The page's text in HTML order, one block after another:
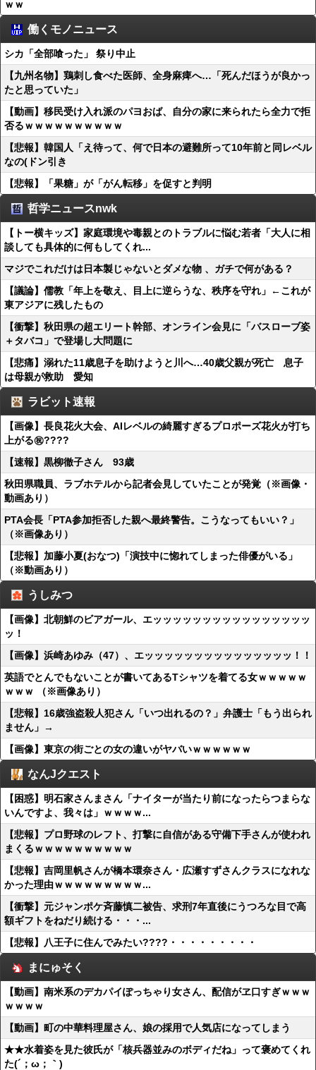
ｗｗ
働くモノニュース
シカ「全部喰った」 祭り中止
【九州名物】鶏刺し食べた医師、全身麻痺へ…「死んだほうが良かっ
たと思っていた」
【動画】移民受け入れ派のパヨおば、自分の家に来られたら全力で拒
否るｗｗｗｗｗｗｗｗｗｗ
【悲報】韓国人「え待って、何で日本の避難所って10年前と同レベル
なの(ドン引き
【悲報】「果糖」が「がん転移」を促すと判明
哲学ニュースnwk
【トー横キッズ】家庭環境や毒親とのトラブルに悩む若者「大人に相
談しても具体的に何もしてくれ...
マジでこれだけは日本製じゃないとダメな物 、ガチで何がある？
【議論】儒教「年上を敬え、目上に逆らうな、秩序を守れ」←これが
東アジアに残したもの
【衝撃】秋田県の超エリート幹部、オンライン会見に「バスローブ姿
＋タバコ」で登場し大問題に
【悲痛】溺れた11歳息子を助けようと川へ…40歳父親が死亡 息子
は母親が救助 愛知
ラビット速報
【画像】長良花火大会、AIレベルの綺麗すぎるプロポーズ花火が打ち
上がる㊗????
【速報】黒柳徹子さん 93歳
秋田県職員、ラブホテルから記者会見していたことが発覚（※画像・
動画あり）
PTA会長「PTA参加拒否した親へ最終警告。こうなってもいい？」
（※画像あり）
【悲報】加藤小夏(おなつ)「演技中に惚れてしまった俳優がいる」
（※動画あり）
うしみつ
【画像】北朝鮮のビアガール、エッッッッッッッッッッッッッッッッ
ッ！
【画像】浜崎あゆみ（47）、エッッッッッッッッッッッッッッッ！！
英語でとんでもないことが書いてあるTシャツを着てる女ｗｗｗｗｗ
ｗｗｗ （※画像あり）
【悲報】16歳強盗殺人犯さん「いつ出れるの？」弁護士「もう出られ
ません」→
【画像】東京の街ごとの女の違いがヤバいｗｗｗｗｗｗ
なんJクエスト
【困惑】明石家さんまさん「ナイターが当たり前になったらつまらな
いんですよ、我々は」ｗｗｗｗ...
【悲報】プロ野球のレフト、打撃に自信がある守備下手さんが使われ
まくるｗｗｗｗｗｗｗｗｗｗ
【悲報】吉岡里帆さんが橋本環奈さん・広瀬すずさんクラスになれな
かった理由ｗｗｗｗｗｗｗｗｗ...
【衝撃】元ジャンポケ斉藤慎二被告、求刑7年直後にうつろな目で高
額ギフトをねだり続ける・・・...
【悲報】八王子に住んでみたい????・・・・・・・・・
まにゅそく
【動画】南米系のデカパイぽっちゃり女さん、配信がヱ口すぎｗｗｗ
ｗｗｗｗ
【動画】町の中華料理屋さん、娘の採用で人気店になってしまう
★★水着姿を見た彼氏が「核兵器並みのボディだね」って褒めてくれ
た(´；ω；｀)